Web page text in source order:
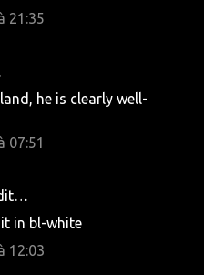
21:35
he is clearly well-
07:51
in bl-white
12:03